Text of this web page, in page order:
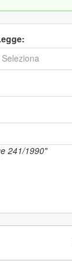
241/1990"